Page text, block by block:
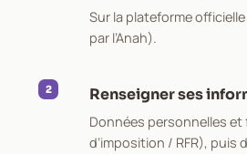
Sur la plateforme officielle
par l’Anah).
Renseigner ses
Données personnelles et
d’imposition / RFR), puis